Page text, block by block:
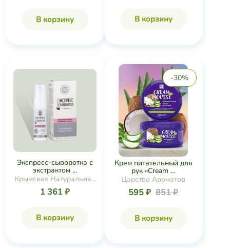
В корзину В корзину
Экспресс-сыворотка с
экстрактом ...
Крымская Натуральная
Коллекция
1 361 ₽
В корзину
-30%
Крем питательный для
рук «Cream ...
Царство Ароматов
595 ₽ 851 ₽
В корзину